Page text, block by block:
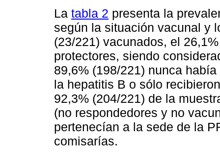
La tabla 2 presenta la
según la situación vacunal y
(23/221) vacunados, el
protectores, siendo
89,6% (198/221) nunca
la hepatitis B o sólo
92,3% (204/221) de la
(no respondedores y no
pertenecían a la sede de la
comisarías.